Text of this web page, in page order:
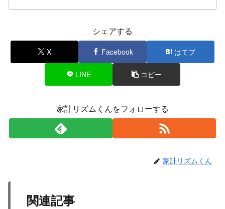
シェアする
X Facebook はてブ
LINE コピー
家計リズムくんをフォローする
家計リズムくん
関連記事